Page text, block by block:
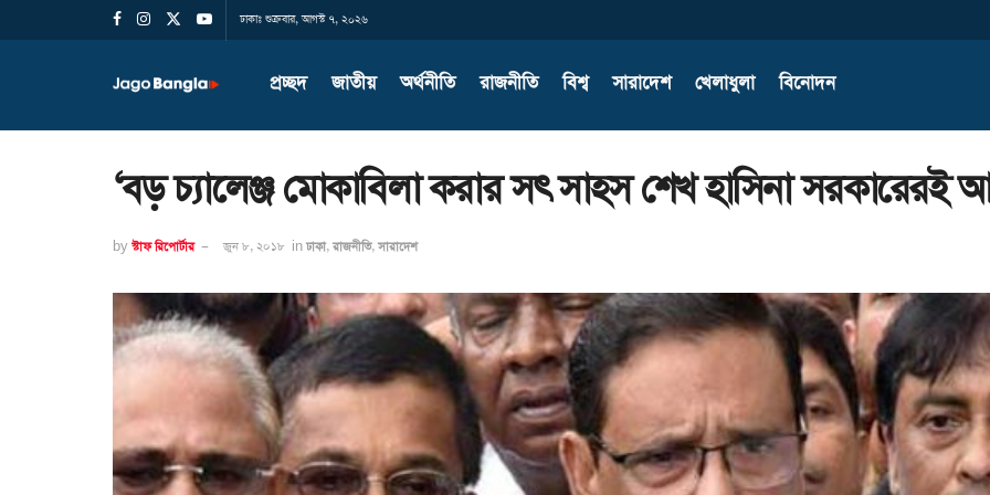
ঢাকাঃ শুক্রবার, আগস্ট ৭, ২০২৬
প্রচ্ছদ জাতীয় অর্থনীতি রাজনীতি বিশ্ব সারাদেশ খেলাধুলা বিনোদন
‘বড় চ্যালেঞ্জ মোকাবিলা করার সৎ সাহস শেখ হাসিনা সরকারেরই
by স্টাফ রিপোর্টার জুন ৮, ২০১৮ in ঢাকা, রাজনীতি, সারাদেশ